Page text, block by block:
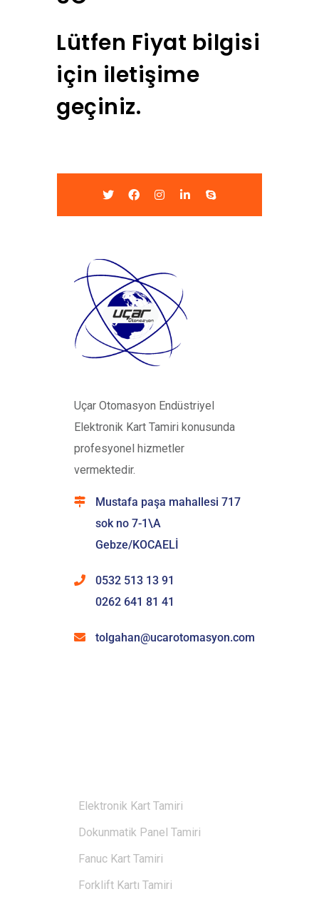
Lütfen Fiyat bilgisi
için iletişime
geçiniz.
Uçar Otomasyon Endüstriyel
Elektronik Kart Tamiri konusunda
profesyonel hizmetler
vermektedir.
Mustafa paşa mahallesi 717
sok no 7-1\A
Gebze/KOCAELİ
0532 513 13 91
0262 641 81 41
tolgahan@ucarotomasyon.com
Elektronik Kart Tamiri
Dokunmatik Panel Tamiri
Fanuc Kart Tamiri
Forklift Kartı Tamiri